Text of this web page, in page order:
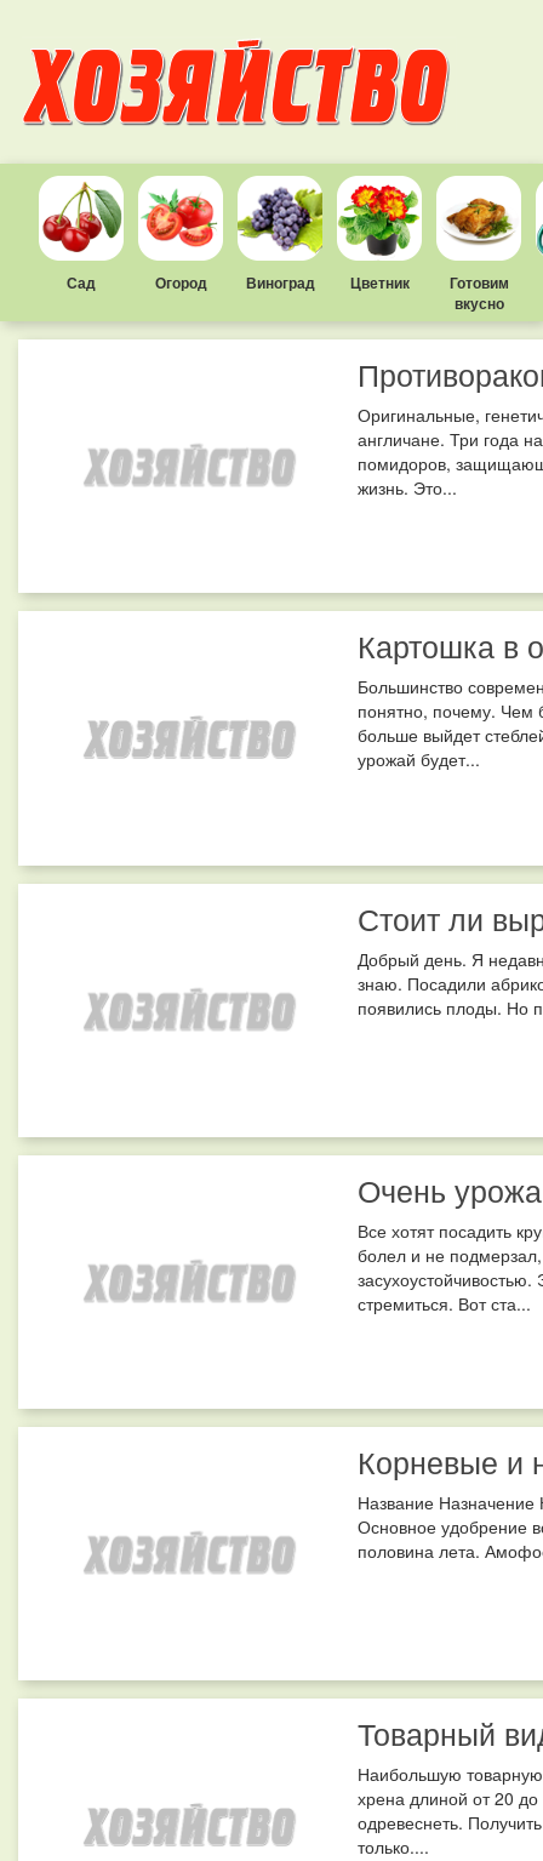
Сад Огород Виноград Цветник
Готовим
вкусно
Оригинальные,
англичане. Три года
помидоров,
жизнь. Это...
Картошка в
Большинство
понятно, почему. Чем
больше выйдет
урожай будет...
Стоит ли
Добрый день. Я
знаю. Посадили
появились плоды. Но
Очень
Все хотят посадить
болел и не
стремиться. Вот ста...
Корневые и
Название
Основное удобрение
половина лета.
Товарный
Наибольшую
хрена длиной от 20
одревеснеть.
только....